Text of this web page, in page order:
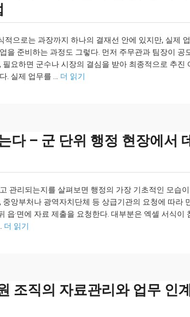
으로는 과장까지 하나의 결재선 안에 있지만, 실제 업
을 준비하는 과정도 그렇다. 먼저 주무관과 팀장이 공
요하면 군수나 시장의 결심을 받아 최종적으로 추진
. 실제 업무를 … 더 읽기
다 – 군 단위 행정 현장에서
관리되는지를 살펴보면 행정의 가장 기초적인 모습이
앙부처나 광역자치단체 등 상급기관의 요청에 따라
·면에 자료 제출을 요청한다. 대부분은 엑셀 서식이
더 읽기
조직의 자료관리와 업무 인